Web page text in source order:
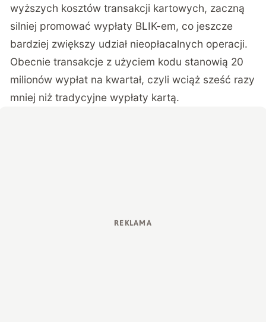
wyższych kosztów transakcji kartowych, zaczną
silniej promować wypłaty BLIK-em, co jeszcze
bardziej zwiększy udział nieopłacalnych operacji.
Obecnie transakcje z użyciem kodu stanowią 20
milionów wypłat na kwartał, czyli wciąż sześć razy
mniej niż tradycyjne wypłaty kartą.